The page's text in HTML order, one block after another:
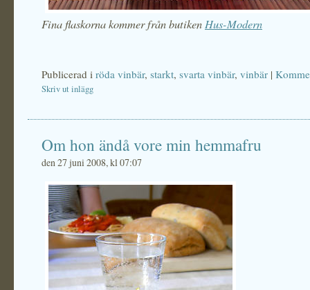
Fina flaskorna kommer från butiken Hus-Modern
Publicerad i röda vinbär, starkt, svarta vinbär, vinbär |
Skriv ut inlägg
Om hon ändå vore min hemmafru
den 27 juni 2008, kl 07:07